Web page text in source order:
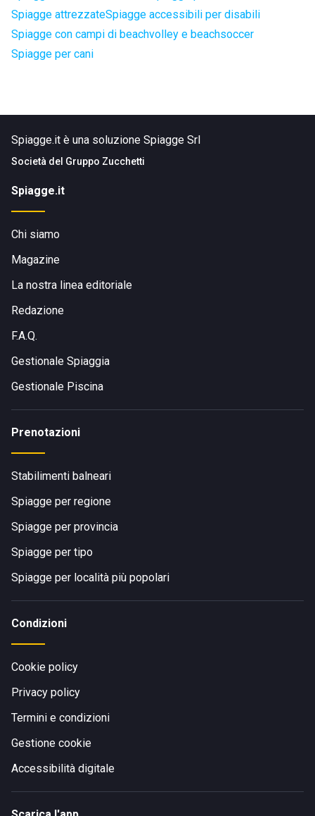
Spiagge attrezzateSpiagge accessibili per disabili
Spiagge con campi di beachvolley e beachsoccer
Spiagge per cani
Spiagge.it è una soluzione Spiagge Srl
Società del Gruppo Zucchetti
Spiagge.it
Chi siamo
Magazine
La nostra linea editoriale
Redazione
F.A.Q.
Gestionale Spiaggia
Gestionale Piscina
Prenotazioni
Stabilimenti balneari
Spiagge per regione
Spiagge per provincia
Spiagge per tipo
Spiagge per località più popolari
Condizioni
Cookie policy
Privacy policy
Termini e condizioni
Gestione cookie
Accessibilità digitale